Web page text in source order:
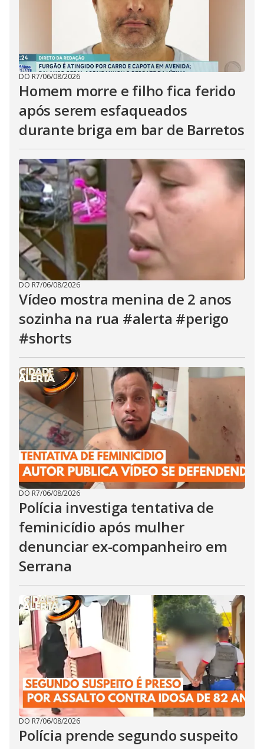
DO R7/06/08/2026
Homem morre e filho fica ferido
após serem esfaqueados
durante briga em bar de Barretos
DO R7/06/08/2026
Vídeo mostra menina de 2 anos
sozinha na rua #alerta #perigo
#shorts
DO R7/06/08/2026
Polícia investiga tentativa de
feminicídio após mulher
denunciar ex-companheiro em
Serrana
DO R7/06/08/2026
Polícia prende segundo suspeito